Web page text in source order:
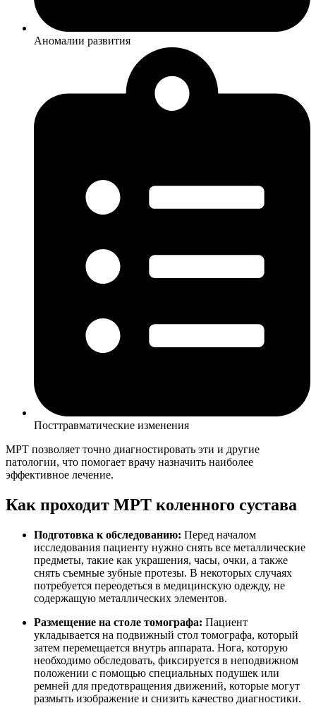
Аномалии развития
Посттравматические изменения
МРТ позволяет точно диагностировать эти и другие
патологии, что помогает врачу назначить наиболее
эффективное лечение.
Как проходит МРТ коленного сустава
Подготовка к обследованию: Перед началом
исследования пациенту нужно снять все металлические
предметы, такие как украшения, часы, очки, а также
снять съемные зубные протезы. В некоторых случаях
потребуется переодеться в медицинскую одежду, не
содержащую металлических элементов.
Размещение на столе томографа: Пациент
укладывается на подвижный стол томографа, который
затем перемещается внутрь аппарата. Нога, которую
необходимо обследовать, фиксируется в неподвижном
положении с помощью специальных подушек или
ремней для предотвращения движений, которые могут
размыть изображение и снизить качество диагностики.